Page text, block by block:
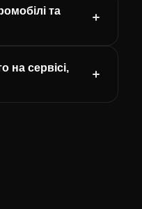
та
на сервісі,